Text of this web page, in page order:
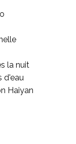
la nuit
d'eau
Haiyan